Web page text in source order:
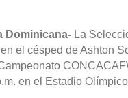
Dominicana- La
el césped de Ashton
en el Estadio